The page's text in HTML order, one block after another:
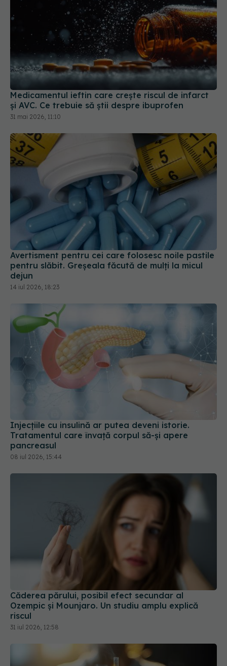
Medicamentul ieftin care crește riscul de infarct
și AVC. Ce trebuie să știi despre ibuprofen
31 mai 2026, 11:10
Avertisment pentru cei care folosesc noile pastile
pentru slăbit. Greșeala făcută de mulți la micul
dejun
14 iul 2026, 18:23
Injecțiile cu insulină ar putea deveni istorie.
Tratamentul care învață corpul să-și apere
pancreasul
08 iul 2026, 15:44
Căderea părului, posibil efect secundar al
Ozempic și Mounjaro. Un studiu amplu explică
riscul
31 iul 2026, 12:58